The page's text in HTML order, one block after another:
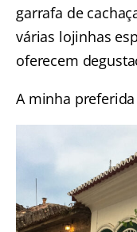
garrafa de
várias lojinhas
oferecem
A minha